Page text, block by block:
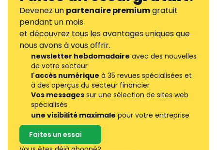
Devenez un partenaire premiumgratuit
pendant un mois
et découvrez tous les avantages uniques que
nous avons à vous offrir.
newsletter hebdomadaire avec des nouvelles
de votre secteur
l'accès numérique à 35 revues spécialisées et
à des aperçus du secteur financier
Vos messages sur une sélection de sites web
spécialisés
une visibilité maximale pour votre entreprise
Faites un essai